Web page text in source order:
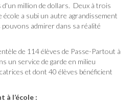
d'un million de dollars. Deux à trois
école a subi un autre agrandissement
admirer dans sa réalité
de 114 élèves de Passe-Partout à
un service de garde en milieu
et dont 40 élèves bénéficient
à l’école :